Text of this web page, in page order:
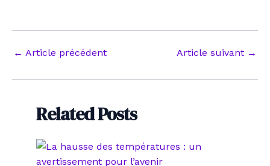
Navigation
articles
← Article précédent Article suivant →
Related Posts